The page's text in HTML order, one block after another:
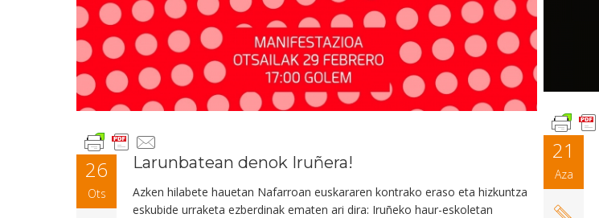
26
Ots
Larunbatean denok Iruñera!
Azken hilabete hauetan Nafarroan euskararen kontrako eraso eta hizkuntza
eskubide urraketa ezberdinak ematen ari dira: Iruñeko haur-eskoletan
21
Aza